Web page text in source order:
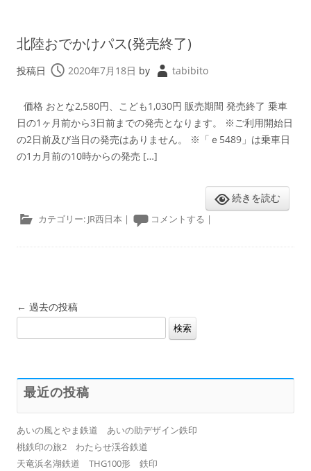
北陸おでかけパス(発売終了)
投稿日 2020年7月18日 by tabibito
価格 おとな2,580円、こども1,030円 販売期間 発売終了 乗車
日の1ヶ月前から3日前までの発売となります。 ※ご利用開始日
の2日前及び当日の発売はありません。 ※「ｅ5489」は乗車日
の1カ月前の10時からの発売 […]
続きを読む
カテゴリー: JR西日本 | コメントする |
投
ゲ
ョ
ン
← 過去の投稿
索:
最近の投稿
あいの風とやま鉄道 あいの助デザイン鉄印
桃鉄印の旅2 わたらせ渓谷鉄道
天竜浜名湖鉄道 THG100形 鉄印